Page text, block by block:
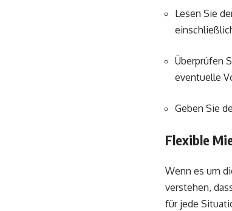
Lesen Sie
Überprüfen
eventuelle
Geben Sie
Flexible
Wenn es um
verstehen,
für jede